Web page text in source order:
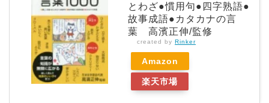
とわざ●慣用句●四字熟語●
故事成語●カタカナの言
葉 高濱正伸/監修
created by Rinker
Amazon
楽天市場